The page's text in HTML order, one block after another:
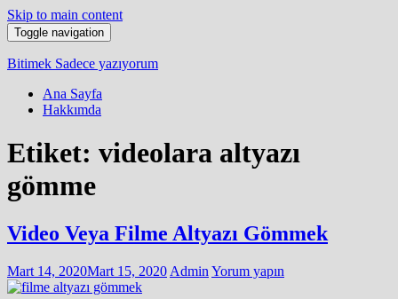
Skip to main content
Toggle navigation
Bitimek Sadece yazıyorum
Ana Sayfa
Hakkımda
Etiket: videolara altyazı
gömme
Video Veya Filme Altyazı Gömmek
Mart 14, 2020Mart 15, 2020 Admin Yorum yapın